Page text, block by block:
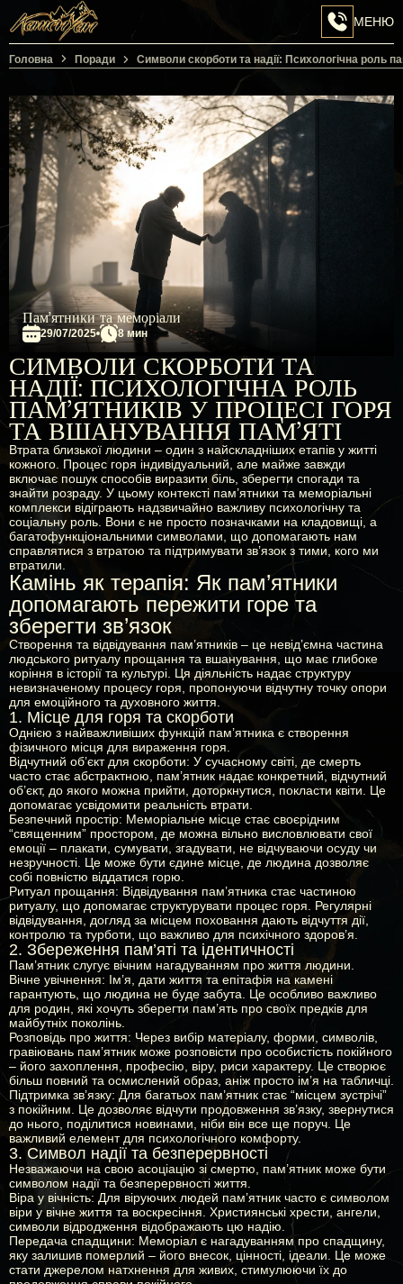
Перейти на головну сторінку МЕНЮ
Головна Поради Символи скорботи та надії: Психологічна роль
Пам’ятники та меморіали
29/07/2025 8 мин
СИМВОЛИ СКОРБОТИ ТА
НАДІЇ: ПСИХОЛОГІЧНА РОЛЬ
ПАМ'ЯТНИКІВ У ПРОЦЕСІ ГОРЯ
ТА ВШАНУВАННЯ ПАМ'ЯТІ
Втрата близької людини – один з найскладніших етапів у житті
кожного. Процес горя індивідуальний, але майже завжди
включає пошук способів виразити біль, зберегти спогади та
знайти розраду. У цьому контексті пам’ятники та меморіальні
комплекси відіграють надзвичайно важливу психологічну та
соціальну роль. Вони є не просто позначками на кладовищі, а
багатофункціональними символами, що допомагають нам
справлятися з втратою та підтримувати зв’язок з тими, кого ми
втратили.
Камінь як терапія: Як пам’ятники
допомагають пережити горе та
зберегти зв’язок
Створення та відвідування пам’ятників – це невід’ємна частина
людського ритуалу прощання та вшанування, що має глибоке
коріння в історії та культурі. Ця діяльність надає структуру
невизначеному процесу горя, пропонуючи відчутну точку опори
для емоційного та духовного життя.
1. Місце для горя та скорботи
Однією з найважливіших функцій пам’ятника є створення
фізичного місця для вираження горя.
Відчутний об’єкт для скорботи: У сучасному світі, де смерть
часто стає абстрактною, пам’ятник надає конкретний, відчутний
об’єкт, до якого можна прийти, доторкнутися, покласти квіти. Це
допомагає усвідомити реальність втрати.
Безпечний простір: Меморіальне місце стає своєрідним
“священним” простором, де можна вільно висловлювати свої
емоції – плакати, сумувати, згадувати, не відчуваючи осуду чи
незручності. Це може бути єдине місце, де людина дозволяє
собі повністю віддатися горю.
Ритуал прощання: Відвідування пам’ятника стає частиною
ритуалу, що допомагає структурувати процес горя. Регулярні
відвідування, догляд за місцем поховання дають відчуття дії,
контролю та турботи, що важливо для психічного здоров’я.
2. Збереження пам’яті та ідентичності
Пам’ятник слугує вічним нагадуванням про життя людини.
Вічне увічнення: Ім’я, дати життя та епітафія на камені
гарантують, що людина не буде забута. Це особливо важливо
для родин, які хочуть зберегти пам’ять про своїх предків для
майбутніх поколінь.
Розповідь про життя: Через вибір матеріалу, форми, символів,
гравіювань пам’ятник може розповісти про особистість покійного
– його захоплення, професію, віру, риси характеру. Це створює
більш повний та осмислений образ, аніж просто ім’я на табличці.
Підтримка зв’язку: Для багатьох пам’ятник стає “місцем зустрічі”
з покійним. Це дозволяє відчути продовження зв’язку, звернутися
до нього, поділитися новинами, ніби він все ще поруч. Це
важливий елемент для психологічного комфорту.
3. Символ надії та безперервності
Незважаючи на свою асоціацію зі смертю, пам’ятник може бути
символом надії та безперервності життя.
Віра у вічність: Для віруючих людей пам’ятник часто є символом
віри у вічне життя та воскресіння. Християнські хрести, ангели,
символи відродження відображають цю надію.
Передача спадщини: Меморіал є нагадуванням про спадщину,
яку залишив померлий – його внесок, цінності, ідеали. Це може
стати джерелом натхнення для живих, стимулюючи їх до